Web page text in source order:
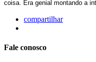
coisa. Era genial montando a
compartilhar
Fale conosco